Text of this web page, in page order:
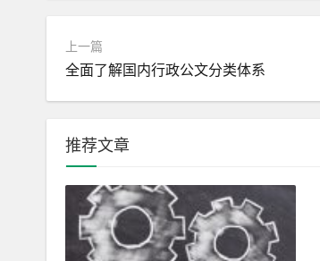
上一篇
全面了解国内行政公文分类体系
推荐文章